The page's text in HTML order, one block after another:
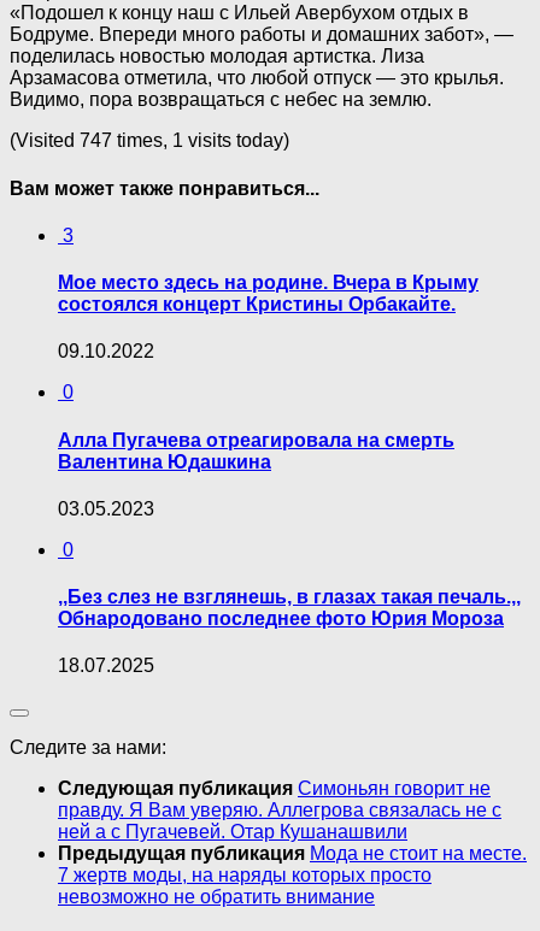
«Подошел к концу наш с Ильей Авербухом отдых в
Бодруме. Впереди много работы и домашних забот», —
поделилась новостью молодая артистка. Лиза
Арзамасова отметила, что любой отпуск — это крылья.
Видимо, пора возвращаться с небес на землю.
(Visited 747 times, 1 visits today)
Вам может также понравиться...
3
Мое место здесь на родине. Вчера в Крыму
состоялся концерт Кристины Орбакайте.
09.10.2022
0
Алла Пугачева отреагировала на смерть
Валентина Юдашкина
03.05.2023
0
,,Без слез не взглянешь, в глазах такая печаль.,,
Обнародовано последнее фото Юрия Мороза
18.07.2025
Следите за нами:
Следующая публикация Симоньян говорит не
правду. Я Вам уверяю. Аллегрова связалась не с
ней а с Пугачевей. Отар Кушанашвили
Предыдущая публикация Мода не стоит на месте.
7 жертв моды, на наряды которых просто
невозможно не обратить внимание